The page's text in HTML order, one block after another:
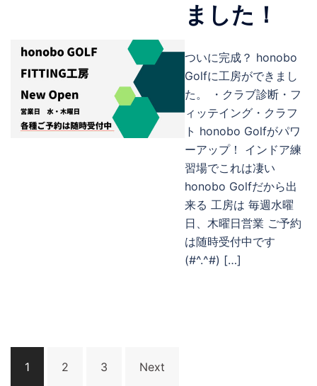
ました！
ついに完成？ honobo
Golfに工房ができまし
た。 ・クラブ診断・フ
ィッテイング・クラフ
ト honobo Golfがパワ
ーアップ！ インドア練
習場でこれは凄い
honobo Golfだから出
来る 工房は 毎週水曜
日、木曜日営業 ご予約
は随時受付中です
(#^.^#) […]
1 2 3 Next